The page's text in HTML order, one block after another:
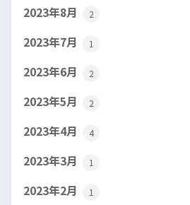
2023年8月 2
2023年7月 1
2023年6月 2
2023年5月 2
2023年4月 4
2023年3月 1
2023年2月 1